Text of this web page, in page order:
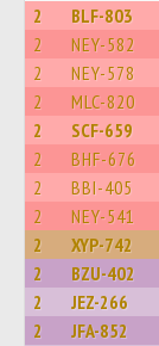
2 BLF-803
2 NEY-582
2 NEY-578
2 MLC-820
2 SCF-659
2 BHF-676
2 BBI-405
2 NEY-541
2 XYP-742
2 BZU-402
2 JEZ-266
2 JFA-852